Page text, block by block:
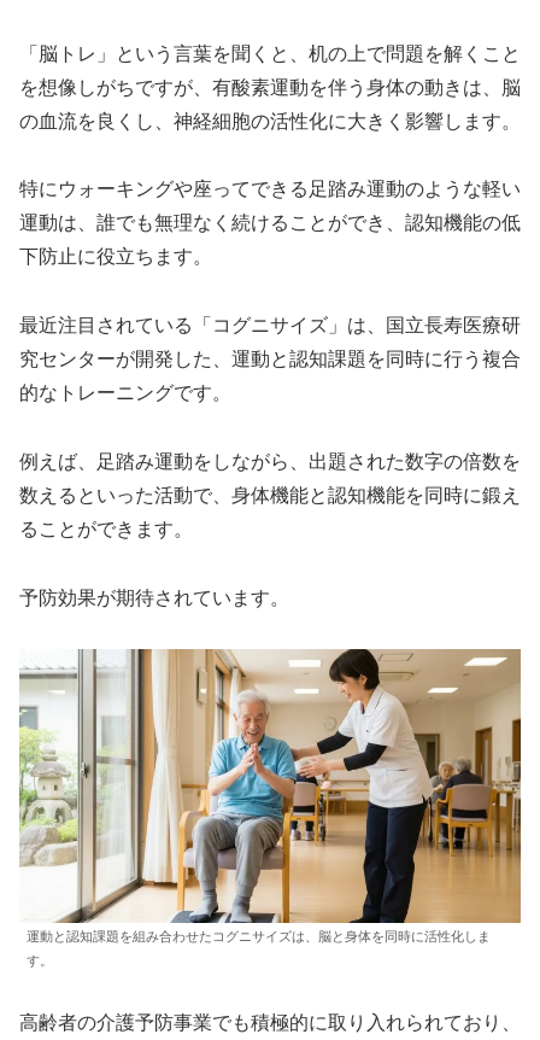
「脳トレ」という言葉を聞くと、机の上で問題を解くこと
を想像しがちですが、有酸素運動を伴う身体の動きは、脳
の血流を良くし、神経細胞の活性化に大きく影響します。
特にウォーキングや座ってできる足踏み運動のような軽い
運動は、誰でも無理なく続けることができ、認知機能の低
下防止に役立ちます。
最近注目されている「コグニサイズ」は、国立長寿医療研
究センターが開発した、運動と認知課題を同時に行う複合
的なトレーニングです。
例えば、足踏み運動をしながら、出題された数字の倍数を
数えるといった活動で、身体機能と認知機能を同時に鍛え
ることができます。
予防効果が期待されています。
運動と認知課題を組み合わせたコグニサイズは、脳と身体を同時に活性化しま
す。
高齢者の介護予防事業でも積極的に取り入れられており、